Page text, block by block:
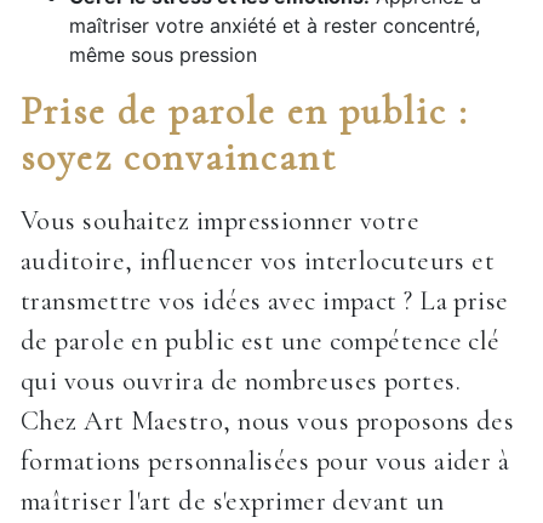
maîtriser votre anxiété et à rester concentré,
même sous pression
Prise de parole en public :
soyez convaincant
Vous souhaitez impressionner votre
auditoire, influencer vos interlocuteurs et
transmettre vos idées avec impact ? La prise
de parole en public est une compétence clé
qui vous ouvrira de nombreuses portes.
Chez Art Maestro, nous vous proposons des
formations personnalisées pour vous aider à
maîtriser l'art de s'exprimer devant un